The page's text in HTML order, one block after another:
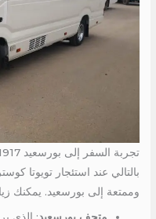
تجربة السفر إلى بورسعيد 01503641917
بالتالي عند استئجار تويوتا
وممتعة إلى بورسعيد. يمكنك